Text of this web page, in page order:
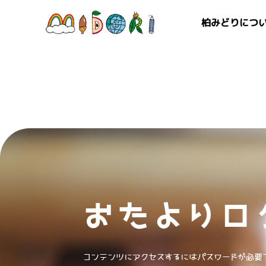
柏みどりにつ
おたよりロ
コンテンツにアクセスするにはパスワードが必要